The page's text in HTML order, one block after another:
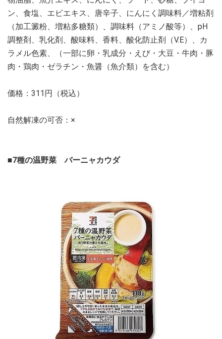
ン、食塩、エビエキス、唐辛子、にんにく調味料／増粘剤
（加工澱粉、増粘多糖類）、調味料（アミノ酸等）、pH
調整剤、乳化剤、酸味料、香料、酸化防止剤（V.E）、カ
ラメル色素、（一部に卵・乳成分・えび・大豆・牛肉・豚
肉・鶏肉・ゼラチン・魚醤（魚介類）を含む）
価格：311円（税込）
自然解凍の可否：×
■7種の温野菜 バーニャカウダ